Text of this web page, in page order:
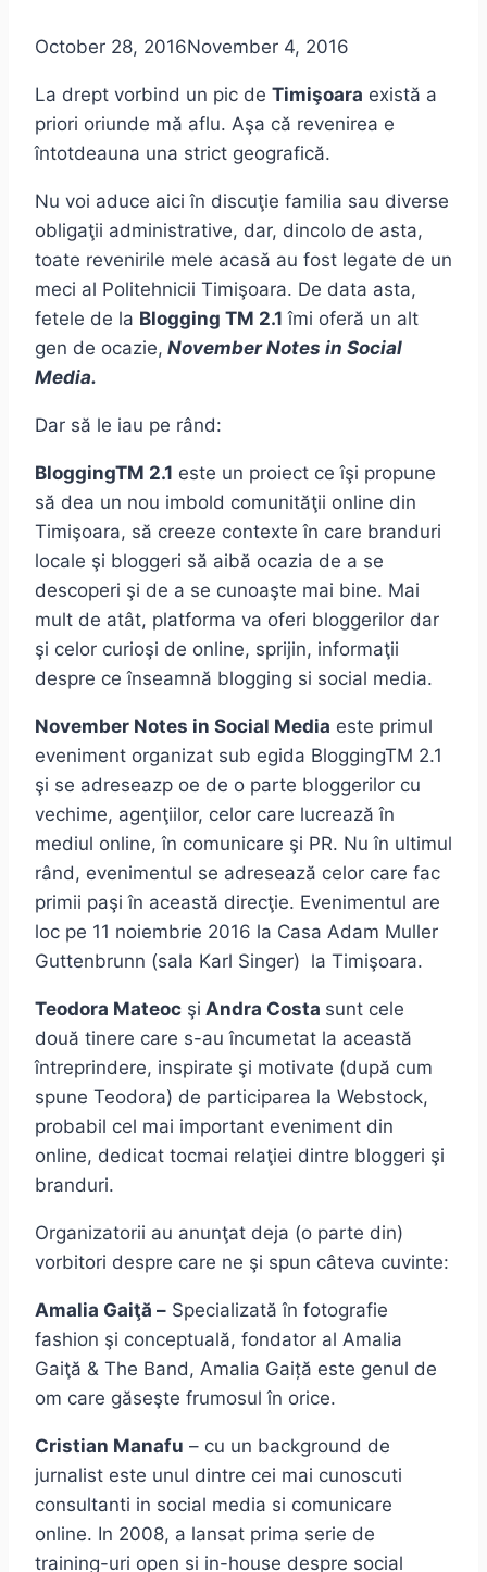
October 28, 2016November 4, 2016
La drept vorbind un pic de Timişoara există a
priori oriunde mă aflu. Aşa că revenirea e
întotdeauna una strict geografică.
Nu voi aduce aici în discuţie familia sau diverse
obligaţii administrative, dar, dincolo de asta,
toate revenirile mele acasă au fost legate de un
meci al Politehnicii Timişoara. De data asta,
fetele de la Blogging TM 2.1 îmi oferă un alt
gen de ocazie, November Notes in Social
Media.
Dar să le iau pe rând:
BloggingTM 2.1 este un proiect ce îşi propune
să dea un nou imbold comunităţii online din
Timişoara, să creeze contexte în care branduri
locale şi bloggeri să aibă ocazia de a se
descoperi şi de a se cunoaşte mai bine. Mai
mult de atât, platforma va oferi bloggerilor dar
şi celor curioşi de online, sprijin, informaţii
despre ce înseamnă blogging si social media.
November Notes in Social Media este primul
eveniment organizat sub egida BloggingTM 2.1
şi se adreseazp oe de o parte bloggerilor cu
vechime, agenţiilor, celor care lucrează în
mediul online, în comunicare şi PR. Nu în ultimul
rând, evenimentul se adresează celor care fac
primii paşi în această direcţie. Evenimentul are
loc pe 11 noiembrie 2016 la Casa Adam Muller
Guttenbrunn (sala Karl Singer) la Timişoara.
Teodora Mateoc şi Andra Costa sunt cele
două tinere care s-au încumetat la această
întreprindere, inspirate şi motivate (după cum
spune Teodora) de participarea la Webstock,
probabil cel mai important eveniment din
online, dedicat tocmai relaţiei dintre bloggeri şi
branduri.
Organizatorii au anunţat deja (o parte din)
vorbitori despre care ne şi spun câteva cuvinte:
Amalia Gaiţă – Specializată în fotografie
fashion şi conceptuală, fondator al Amalia
Gaiţă & The Band, Amalia Gaiță este genul de
om care găseşte frumosul în orice.
Cristian Manafu – cu un background de
jurnalist este unul dintre cei mai cunoscuti
consultanti in social media si comunicare
online. In 2008, a lansat prima serie de
training-uri open si in-house despre social